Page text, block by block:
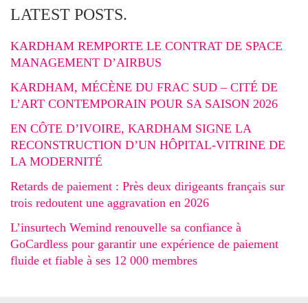
LATEST POSTS.
KARDHAM REMPORTE LE CONTRAT DE SPACE
MANAGEMENT D’AIRBUS
KARDHAM, MÉCÈNE DU FRAC SUD – CITÉ DE
L’ART CONTEMPORAIN POUR SA SAISON 2026
EN CÔTE D’IVOIRE, KARDHAM SIGNE LA
RECONSTRUCTION D’UN HÔPITAL-VITRINE DE
LA MODERNITÉ
Retards de paiement : Près deux dirigeants français sur
trois redoutent une aggravation en 2026
L’insurtech Wemind renouvelle sa confiance à
GoCardless pour garantir une expérience de paiement
fluide et fiable à ses 12 000 membres